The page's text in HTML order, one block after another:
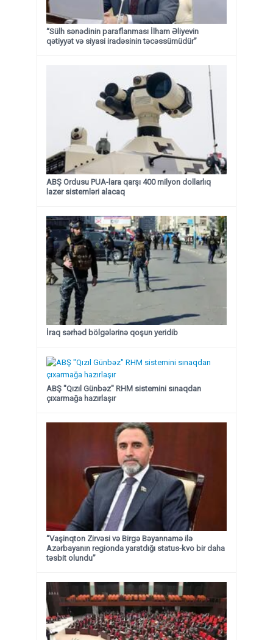
“Sülh sənədinin paraflanması İlham Əliyevin
qətiyyət və siyasi iradəsinin təcəssümüdür”
ABŞ Ordusu PUA-lara qarşı 400 milyon dollarlıq
lazer sistemləri alacaq
İraq sərhəd bölgələrinə qoşun yeridib
ABŞ "Qızıl Günbəz" RHM sistemini sınaqdan
çıxarmağa hazırlaşır
“Vaşinqton Zirvəsi və Birgə Bəyannamə ilə
Azərbayanın regionda yaratdığı status-kvo bir daha
təsbit olundu”